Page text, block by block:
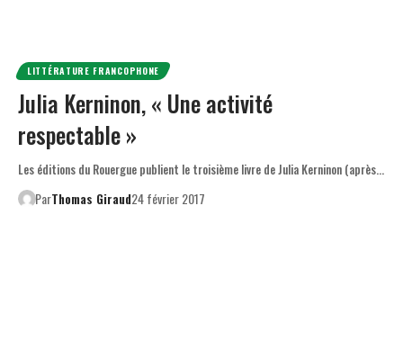
LITTÉRATURE FRANCOPHONE
Julia Kerninon, « Une activité
respectable »
Les éditions du Rouergue publient le troisième livre de Julia Kerninon (après…
ParThomas Giraud24 février 2017